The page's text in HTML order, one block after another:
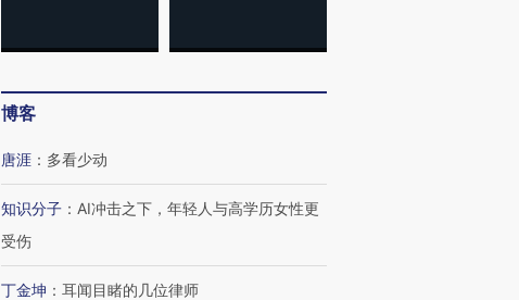
博客
唐涯 ： 多看少动
知识分子 ： AI冲击之下，年轻人与高学历女性更
受伤
丁金坤 ： 耳闻目睹的几位律师